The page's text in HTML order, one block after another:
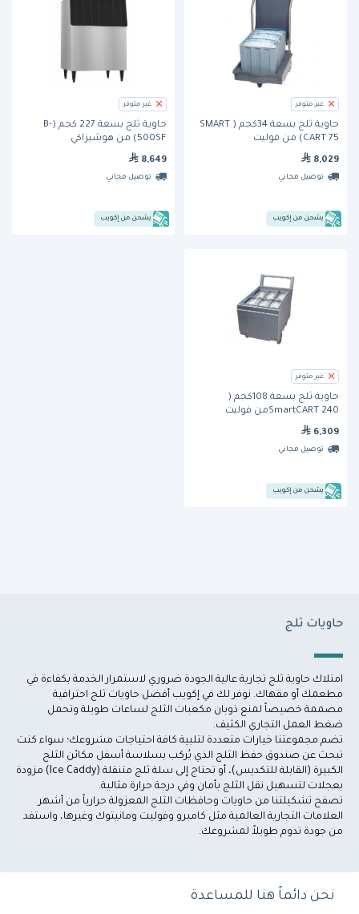
غير متوفر
حاوية ثلج بسعة 34كجم ( SMART
CART 75) من فوليت
8,029
توصيل مجاني
يشحن من إكويب
غير متوفر
حاوية ثلج بسعة 227 كجم (B-
500SF) من هوشيزاكي
8,649
توصيل مجاني
يشحن من إكويب
غير متوفر
حاوية ثلج بسعة 108كجم (
SmartCART 240من فوليت
6,309
توصيل مجاني
يشحن من إكويب
حاويات ثلج
تبحث عن صندوق حفظ الثلج الذي يُركب بسلاسة أسفل
الكبيرة (القابلة للتكديس)
العلامات التجارية العالمية مثل كامبرو
من جودة تدوم طويلاً لمشروعك.
نحن دائماً هنا للمساعدة